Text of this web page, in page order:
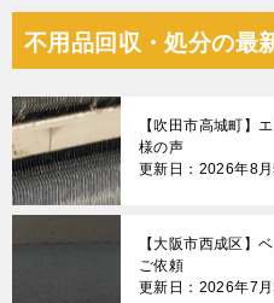
不用品回収・処分の最
【吹田市高城町】
様の声
更新日：2026年8月
【大阪市西成区】
ご依頼
更新日：2026年7